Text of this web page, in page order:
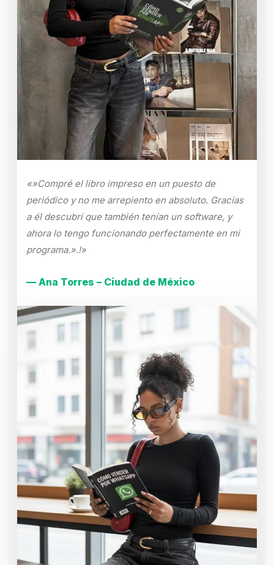
«»Compré el libro impreso en un puesto de
periódico y no me arrepiento en absoluto. Gracias
a él descubrí que también tenían un software, y
ahora lo tengo funcionando perfectamente en mi
programa.».!»
— Ana Torres – Ciudad de México